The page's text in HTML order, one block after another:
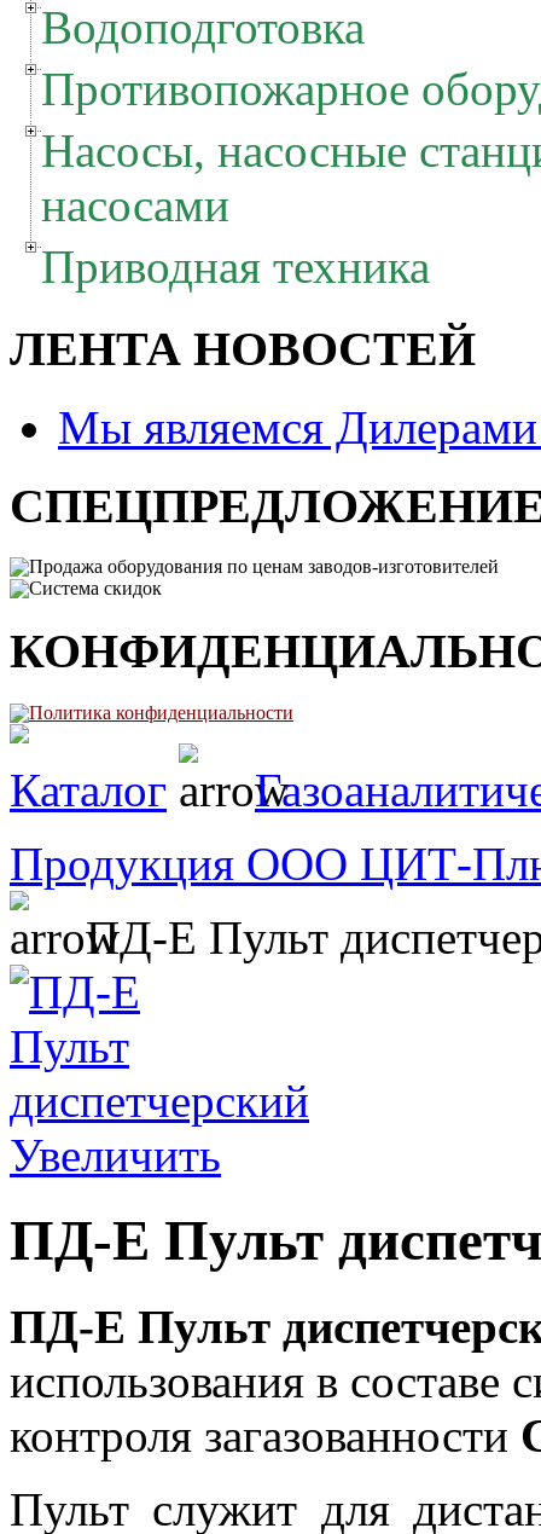
Водоподготовка
Противопожарное
Насосы, насосные
насосами
Приводная техника
ЛЕНТА НОВОСТЕЙ
Мы являемся
Продажа оборудования по ценам заводов-изготовителей
Система скидок
Политика конфиденциальности
Каталог
Продукция ООО ЦИТ-
ПД-Е Пульт
Увеличить
ПД-Е Пульт
ПД-Е Пульт
использования в составе
контроля загазованности
Пульт служит для